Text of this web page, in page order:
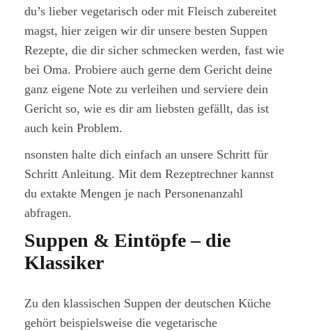
du’s lieber vegetarisch oder mit Fleisch zubereitet
magst, hier zeigen wir dir unsere besten Suppen
Rezepte, die dir sicher schmecken werden, fast wie
bei Oma. Probiere auch gerne dem Gericht deine
ganz eigene Note zu verleihen und serviere dein
Gericht so, wie es dir am liebsten gefällt, das ist
auch kein Problem.
nsonsten halte dich einfach an unsere Schritt für
Schritt Anleitung. Mit dem Rezeptrechner kannst
du extakte Mengen je nach Personenanzahl
abfragen.
Suppen & Eintöpfe – die
Klassiker
Zu den klassischen Suppen der deutschen Küche
gehört beispielsweise die vegetarische